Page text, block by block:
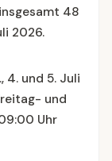
48
2026.
4. und 5. Juli
und
Uhr